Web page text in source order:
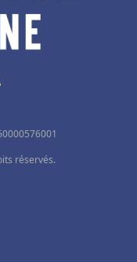
réservés.